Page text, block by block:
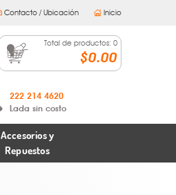
Contacto / Ubicación Inicio
Total de productos: 0
$0.00
222 214 4620
Lada sin costo
Accesorios y
Repuestos